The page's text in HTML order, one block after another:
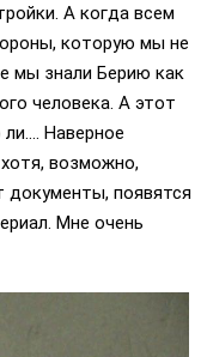
А когда всем
которую мы не
мы знали Берию как
человека. А этот
Наверное
возможно,
документы, появятся
Мне очень